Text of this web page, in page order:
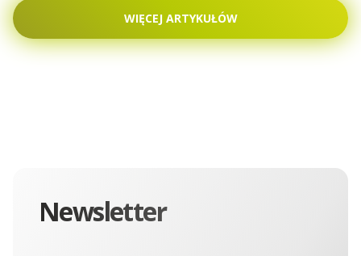
WIĘCEJ ARTYKUŁÓW
Newsletter